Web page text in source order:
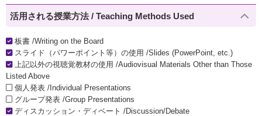
活用される授業方法 / Teaching Methods Used
板書 /Writing on the Board
スライド（パワーポイント等）の使用 /Slides (PowerPoint, etc.)
上記以外の視聴覚教材の使用 /Audiovisual Materials Other than Those
Listed Above
個人発表 /Individual Presentations
グループ発表 /Group Presentations
ディスカッション・ディベート /Discussion/Debate